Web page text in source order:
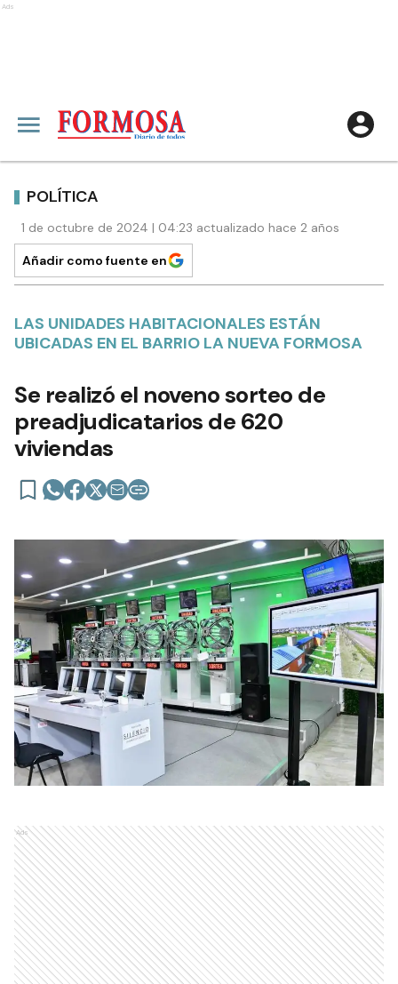
Ads
POLÍTICA
1 de octubre de 2024 | 04:23 actualizado hace 2 años
Añadir como fuente en
LAS UNIDADES HABITACIONALES ESTÁN
UBICADAS EN EL BARRIO LA NUEVA FORMOSA
Se realizó el noveno sorteo de
preadjudicatarios de 620
viviendas
Ads